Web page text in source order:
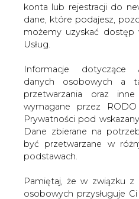
konta lub rejestracji do
dane, które podajesz,
możemy uzyskać dostęp
Usług.
Informacje dotyczące
danych osobowych a
przetwarzania oraz
wymagane przez
Prywatności pod
Dane zbierane na
być przetwarzane w
podstawach.
Pamiętaj, że w związku z
osobowych przysługuje
Strona główna RYNEK
2003-06-23 00:00
Nieudany przetarg